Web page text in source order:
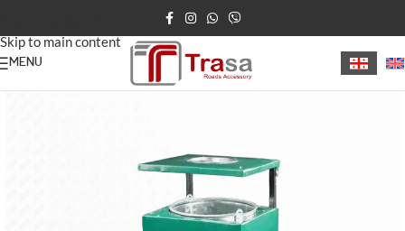
Skip to main content
MENU
მთავარი